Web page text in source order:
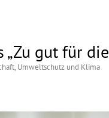
„Zu gut für
, Umweltschutz und Klima